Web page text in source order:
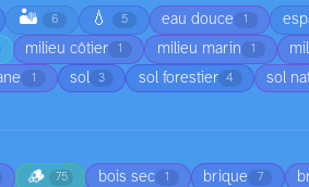
🏜️ 6 💧 5 eau douce 1
milieu côtier 1 milieu marin 1
1 sol 3 sol forestier 4 sol
🪵 75 bois sec 1 brique 7